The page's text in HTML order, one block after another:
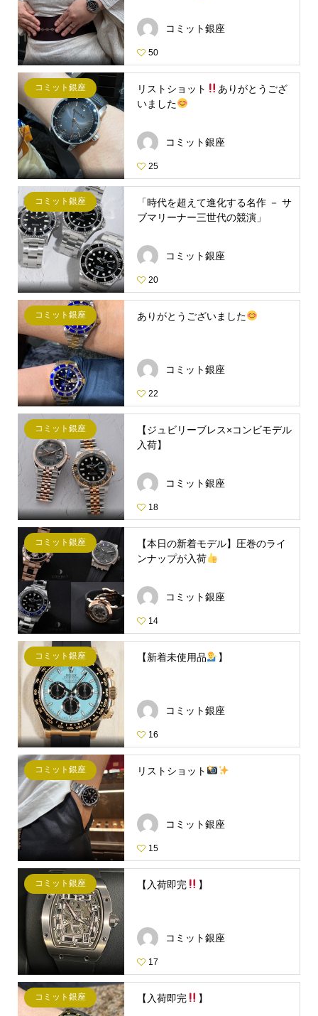
コミット銀座
50
コミット銀座 リストショット
ありがとうござ
いました
コミット銀座
25
コミット銀座
「時代を超えて進化する名作 － サ
ブマリーナー三世代の競演」
コミット銀座
20
コミット銀座 ありがとうございました
コミット銀座
22
コミット銀座
【ジュビリーブレス×コンビモデル
入荷】
コミット銀座
18
コミット銀座
【本日の新着モデル】圧巻のライ
ンナップが入荷
コミット銀座
14
コミット銀座 【新着未使用品 】
コミット銀座
16
コミット銀座 リストショット
コミット銀座
15
コミット銀座 【入荷即完 】
コミット銀座
17
コミット銀座 【入荷即完 】